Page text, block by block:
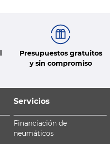
Presupuestos gratuitos
y sin compromiso
Servicios
Financiación de
neumáticos